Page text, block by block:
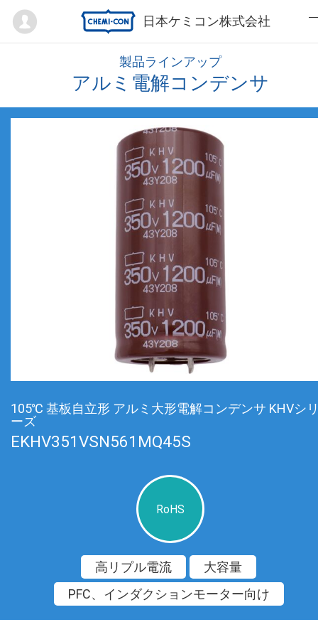
日本ケミコン株式会社
Mypage
製品ラインアップ
アルミ電解コンデンサ
105℃ 基板自立形 アルミ大形電解コンデンサ KHVシ
ーズ
EKHV351VSN561MQ45S
RoHS
高リプル電流
大容量
PFC、インダクションモーター向け